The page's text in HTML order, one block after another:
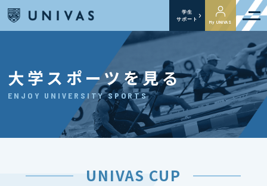
学生
サポート
My UNIVAS
大学スポーツを見る
ENJOY UNIVERSITY SPORTS
UNIVAS CUP